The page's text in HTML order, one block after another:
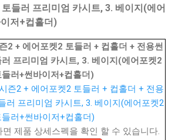
들러 프리미엄 카시트, 3. 베이지(에어
저+컵홀더)
2 + 에어포켓2 토들러 + 컵홀더 + 전용썬
프리미엄 카시트, 3. 베이지(에어포켓2
들러+썬바이저+컵홀더)
면 제품 상세스펙을 확인 할 수 있습니다.